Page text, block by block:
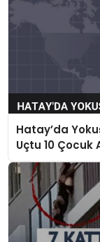
Hatay’da
Uçtu 10 Çocuk